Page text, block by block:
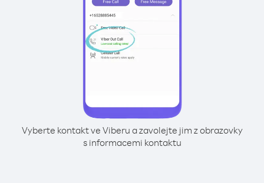
Vyberte kontakt ve Viberu a zavolejte jim z obrazovky
s informacemi kontaktu